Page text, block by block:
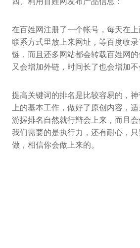
在百姓网注册了一个帐号，每天在
联系方式里放上来网址，等百度收
链，而且还多网站都会转载百姓网
又会增加外链，时间长了也会增加不
提高关键词的排名是比较容易的，
上的基本工作，做好了原创内容，
游握排名自然就行辩会上来，而且
我们需要的是执行力，还有耐心，
做，相信你会做上来的。